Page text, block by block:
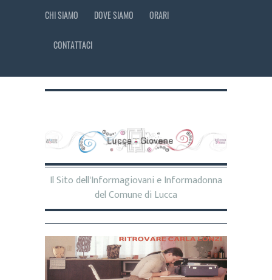
CHI SIAMO DOVE SIAMO ORARI
CONTATTACI
Il Sito dell'Informagiovani e Informadonna
del Comune di Lucca